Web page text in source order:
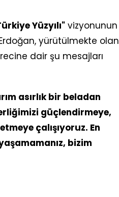
Yüzyılı" vizyonunun
yürütülmekte olan
dair şu mesajları
asırlık bir beladan
güçlendirmeye,
çalışıyoruz. En
bizim